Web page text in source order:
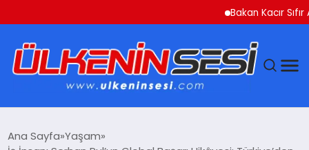
Bakan Kacır Sıfır Atık
Ana Sayfa Yaşam